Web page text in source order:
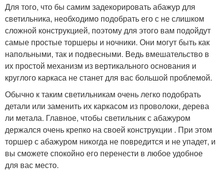
Для того, что бы самим задекорировать абажур для
светильника, необходимо подобрать его с не слишком
сложной конструкцией, поэтому для этого вам подойдут
самые простые торшеры и ночники. Они могут быть как
напольными, так и подвесными. Ведь вмешательство в
их простой механизм из вертикального основания и
круглого каркаса не станет для вас большой проблемой.
Обычно к таким светильникам очень легко подобрать
детали или заменить их каркасом из проволоки, дерева
ли метала. Главное, чтобы светильник с абажуром
держался очень крепко на своей конструкции . При этом
торшер с абажуром никогда не повредится и не упадет, и
вы сможете спокойно его перенести в любое удобное
для вас место.